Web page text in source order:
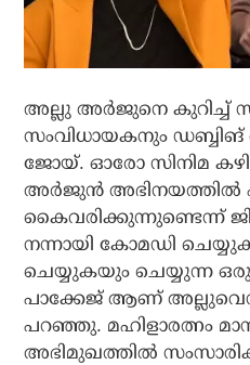
അല്ലു അര്‍ജുനെ കുറിച്ച്
സംവിധായകനും ഡബ്ബിങ്
ജോയ്. ഓരോ സിനിമ
അര്‍ജുന്‍ അഭിനയത്തില്‍
കൈവരിക്കുന്നുണ്ടെന്ന്
നന്നായി കോമഡി
ചെയ്യുകയും ചെയ്യുന്ന ഒരു
പാക്കേജ് ആണ്
പറഞ്ഞു. മഹിളാരത്നം
അഭിമുഖത്തില്‍